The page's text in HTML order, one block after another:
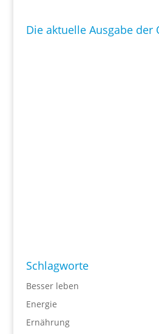
Die aktuelle Ausgabe der
Schlagworte
Besser leben
Energie
Ernährung